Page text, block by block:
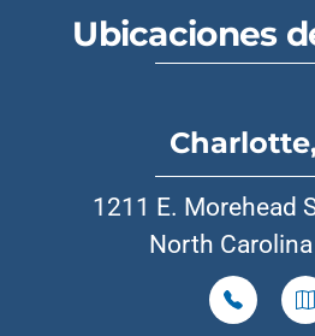
Ubicaciones
1211 E. Morehead
North